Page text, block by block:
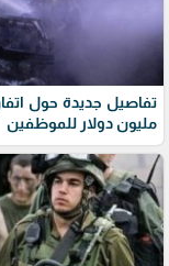
مليون دولار للموظفين